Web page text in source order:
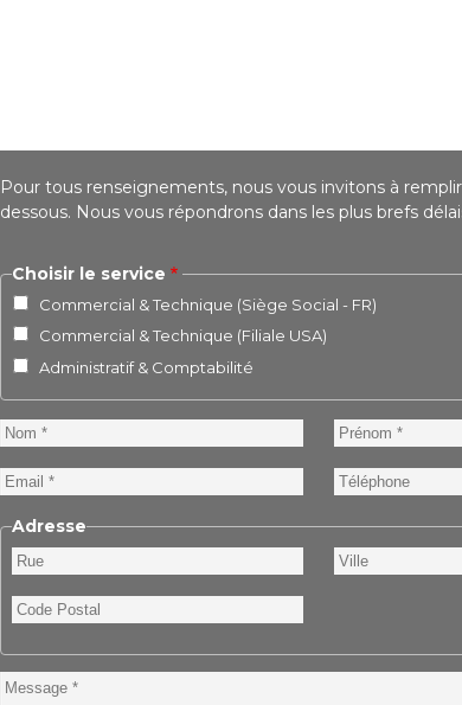
Pour tous renseignements, nous vous invitons à
dessous. Nous vous répondrons dans les plus brefs
Choisir le service
Commercial & Technique (Siège Social - FR)
Commercial & Technique (Filiale USA)
Administratif & Comptabilité
Nom Prénom
Email Téléphone
Adresse
Rue Ville
Code
Postal
Message